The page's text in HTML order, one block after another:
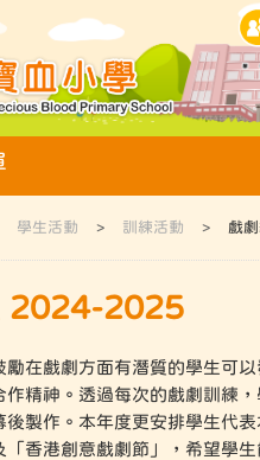
學生活動 > 訓練活動 > 戲
2024-2025
勵在戲劇方面有潛質的學生可
作精神。透過每次的戲劇訓練
後製作。本年度更安排學生代
「香港創意戲劇節」，希望學